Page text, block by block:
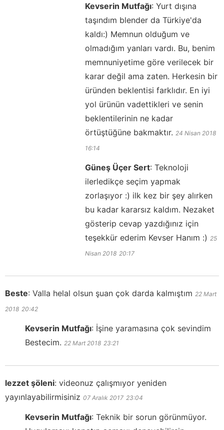
Kevserin Mutfağı: Yurt dışına
taşındım blender da Türkiye'da
kaldı:) Memnun olduğum ve
olmadığım yanları vardı. Bu, benim
memnuniyetime göre verilecek bir
karar değil ama zaten. Herkesin bir
üründen beklentisi farklıdır. En iyi
yol ürünün vadettikleri ve senin
beklentilerinin ne kadar
örtüştüğüne bakmaktır. 24 Nisan 2018
16:14
Güneş Üçer Sert: Teknoloji
ilerledikçe seçim yapmak
zorlaşıyor :) ilk kez bir şey alırken
bu kadar kararsız kaldım. Nezaket
gösterip cevap yazdığınız için
teşekkür ederim Kevser Hanım :) 25
Nisan 2018 20:17
Beste: Valla helal olsun şuan çok darda kalmıştım 22 Mart
2018 20:42
Kevserin Mutfağı: İşine yaramasına çok sevindim
Bestecim. 22 Mart 2018 23:21
lezzet şöleni: videonuz çalışmıyor yeniden
yayınlayabilirmisiniz 07 Aralık 2017 23:04
Kevserin Mutfağı: Teknik bir sorun görünmüyor.